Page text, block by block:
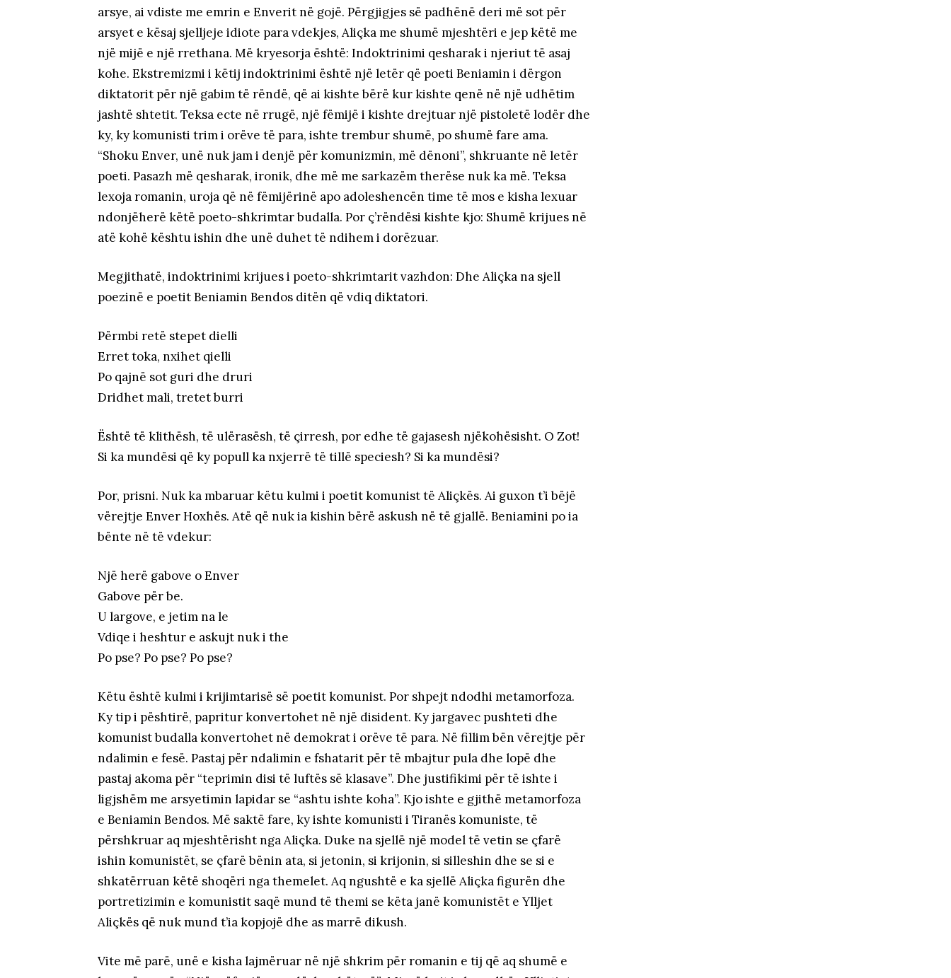
arsye, ai vdiste me emrin e Enverit në gojë. Përgjigjes së padhënë deri më sot për
arsyet e kësaj sjelljeje idiote para vdekjes, Aliçka me shumë mjeshtëri e jep këtë me
një mijë e një rrethana. Më kryesorja është: Indoktrinimi qesharak i njeriut të asaj
kohe. Ekstremizmi i këtij indoktrinimi është një letër që poeti Beniamin i dërgon
diktatorit për një gabim të rëndë, që ai kishte bërë kur kishte qenë në një udhëtim
jashtë shtetit. Teksa ecte në rrugë, një fëmijë i kishte drejtuar një pistoletë lodër dhe
ky, ky komunisti trim i orëve të para, ishte trembur shumë, po shumë fare ama.
“Shoku Enver, unë nuk jam i denjë për komunizmin, më dënoni”, shkruante në letër
poeti. Pasazh më qesharak, ironik, dhe më me sarkazëm therëse nuk ka më. Teksa
lexoja romanin, uroja që në fëmijërinë apo adoleshencën time të mos e kisha lexuar
ndonjëherë këtë poeto-shkrimtar budalla. Por ç’rëndësi kishte kjo: Shumë krijues në
atë kohë kështu ishin dhe unë duhet të ndihem i dorëzuar.
Megjithatë, indoktrinimi krijues i poeto-shkrimtarit vazhdon: Dhe Aliçka na sjell
poezinë e poetit Beniamin Bendos ditën që vdiq diktatori.
Përmbi retë stepet dielli
Erret toka, nxihet qielli
Po qajnë sot guri dhe druri
Dridhet mali, tretet burri
Është të klithësh, të ulërasësh, të çirresh, por edhe të gajasesh njëkohësisht. O Zot!
Si ka mundësi që ky popull ka nxjerrë të tillë speciesh? Si ka mundësi?
Por, prisni. Nuk ka mbaruar këtu kulmi i poetit komunist të Aliçkës. Ai guxon t’i bëjë
vërejtje Enver Hoxhës. Atë që nuk ia kishin bërë askush në të gjallë. Beniamini po ia
bënte në të vdekur:
Një herë gabove o Enver
Gabove për be.
U largove, e jetim na le
Vdiqe i heshtur e askujt nuk i the
Po pse? Po pse? Po pse?
Këtu është kulmi i krijimtarisë së poetit komunist. Por shpejt ndodhi metamorfoza.
Ky tip i pështirë, papritur konvertohet në një disident. Ky jargavec pushteti dhe
komunist budalla konvertohet në demokrat i orëve të para. Në fillim bën vërejtje për
ndalimin e fesë. Pastaj për ndalimin e fshatarit për të mbajtur pula dhe lopë dhe
pastaj akoma për “teprimin disi të luftës së klasave”. Dhe justifikimi për të ishte i
ligjshëm me arsyetimin lapidar se “ashtu ishte koha”. Kjo ishte e gjithë metamorfoza
e Beniamin Bendos. Më saktë fare, ky ishte komunisti i Tiranës komuniste, të
përshkruar aq mjeshtërisht nga Aliçka. Duke na sjellë një model të vetin se çfarë
ishin komunistët, se çfarë bënin ata, si jetonin, si krijonin, si silleshin dhe se si e
shkatërruan këtë shoqëri nga themelet. Aq ngushtë e ka sjellë Aliçka figurën dhe
portretizimin e komunistit saqë mund të themi se këta janë komunistët e Ylljet
Aliçkës që nuk mund t’ia kopjojë dhe as marrë dikush.
Vite më parë, unë e kisha lajmëruar në një shkrim për romanin e tij që aq shumë e